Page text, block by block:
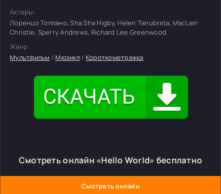
Актеры:
Лоренцо Топпано, Sha Sha Higby, Helen Tanubrata, MacLain
Christie, Sperry Andrews, Richard Lee Greenwood
Жанр:
Мультфильм / Мюзикл/ Короткометражка
Смотреть онлайн «Hello World» бесплатно
Смотреть онлайн